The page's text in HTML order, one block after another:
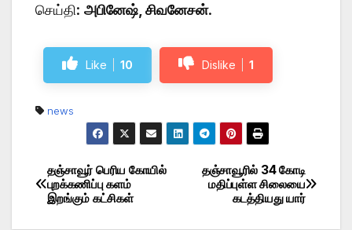
செய்தி: அபினேஷ், சிவனேசன்.
Like 10 Dislike 1
news
Post
navigation
தஞ்சாவூரில் 34 கோடி
மதிப்புள்ள சிலையை
கடத்தியது யார்
தஞ்சாவூர் பெரிய கோயில்
புறக்கணிப்பு களம்
இறங்கும் கட்சிகள்